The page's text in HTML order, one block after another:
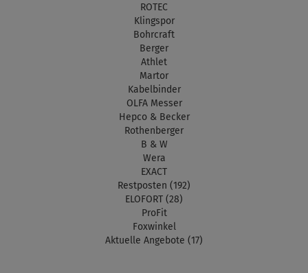
ROTEC
Klingspor
Bohrcraft
Berger
Athlet
Martor
Kabelbinder
OLFA Messer
Hepco & Becker
Rothenberger
B & W
Wera
EXACT
Restposten (192)
ELOFORT (28)
ProFit
Foxwinkel
Aktuelle Angebote (17)